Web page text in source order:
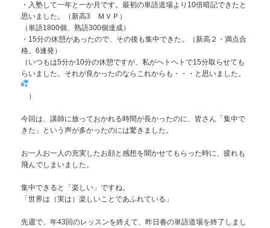
・入塾して一年と一か月です。最初の単語道場より10倍暗記できたと
思いました。（新高3 ＭＶＰ）
（単語1800個、熟語300個達成）
・15分の休憩があったので、その後も集中できた。（新高２・満点合
格。6連発）
（いつもは5分か10分の休憩ですが、私がヘトヘトで15分取らせても
らいました。それが良かったのならこれからも・・・と思いました。
）
今回は、講師に放っておかれる時間が長かったのに、皆さん「集中で
きた」という声が多かったのには驚きました。
お一人お一人の充実したお顔と感想を聞かせてもらった時に、疲れも
飛んでしまいました。
集中できると「楽しい」ですね。
「世界は（実は）楽しいことであふれている」
先週で、年43回のレッスンを終えて、昨日春の単語道場を終了しまし